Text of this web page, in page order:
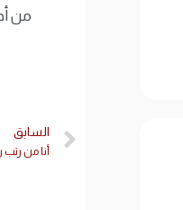
من
السابق
أنا من رتب